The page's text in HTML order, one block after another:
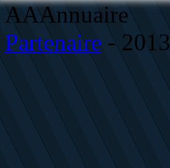
AAAnnuaire
Partenaire - 2013